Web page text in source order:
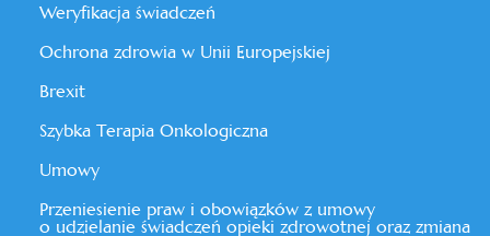
Weryfikacja świadczeń
Ochrona zdrowia w Unii Europejskiej
Brexit
Szybka Terapia Onkologiczna
Umowy
Przeniesienie praw i obowiązków z umowy
o udzielanie świadczeń opieki zdrowotnej oraz zmiana